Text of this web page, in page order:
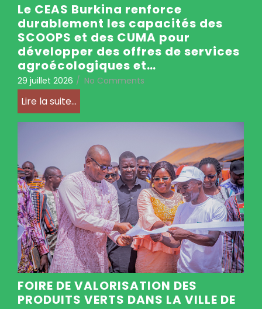
Le CEAS Burkina renforce
durablement les capacités des
SCOOPS et des CUMA pour
développer des offres de services
agroécologiques et…
29 juillet 2026 / No Comments
Lire la suite...
FOIRE DE VALORISATION DES
PRODUITS VERTS DANS LA VILLE DE